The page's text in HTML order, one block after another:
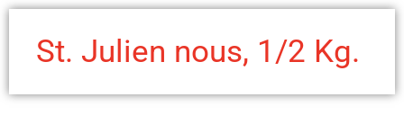
St. Julien nous, 1/2 Kg.